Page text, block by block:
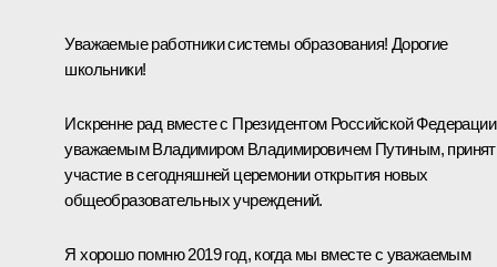
Уважаемые работники системы образования! Дорогие
школьники!
Искренне рад вместе с Президентом Российской
уважаемым Владимиром Владимировичем Путиным,
участие в сегодняшней церемонии открытия новых
общеобразовательных учреждений.
Я хорошо помню 2019 год, когда мы вместе с уважаемым